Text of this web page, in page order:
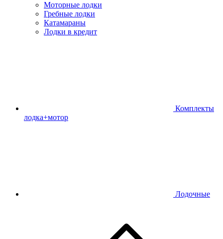
Моторные лодки
Гребные лодки
Катамараны
Лодки в кредит
Комплекты
лодка+мотор
Лодочные